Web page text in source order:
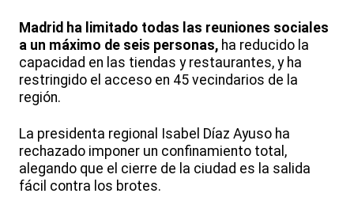
Madrid ha limitado todas las reuniones sociales
a un máximo de seis personas, ha reducido la
capacidad en las tiendas y restaurantes, y ha
restringido el acceso en 45 vecindarios de la
región.
La presidenta regional Isabel Díaz Ayuso ha
rechazado imponer un confinamiento total,
alegando que el cierre de la ciudad es la salida
fácil contra los brotes.